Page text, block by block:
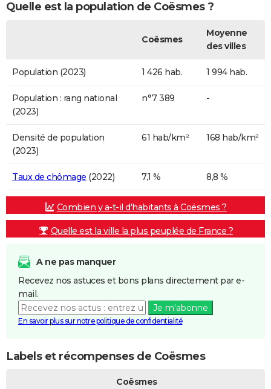
Quelle est la population de Coësmes ?
Coësmes
Moyenne
des villes
Population (2023) 1 426 hab. 1 994 hab.
Population : rang national
(2023)
n°7 389 -
Densité de population
(2023)
61 hab/km² 168 hab/km²
Taux de chômage (2022) 7,1 % 8,8 %
Combien y a-t-il d'habitants à Coësmes ?
Quelle est la ville la plus peuplée de France ?
A ne pas manquer
Recevez nos astuces et bons plans directement par e-
mail.
Je m'abonne
En savoir plus sur notre politique de confidentialité
Labels et récompenses de Coësmes
Coësmes